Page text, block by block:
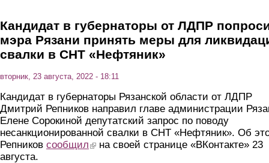
Кандидат в губернаторы от ЛДПР
мэра Рязани принять меры для
свалки в СНТ «Нефтяник»
вторник, 23 августа, 2022 - 18:11
Кандидат в губернаторы Рязанской области от ЛДПР
Дмитрий Репников направил главе администрации
Елене Сорокиной депутатский запрос по поводу
несанкционированной свалки в СНТ «Нефтяник». Об
Репников сообщил (link is external)
на своей странице «ВКонтакте» 23
августа.